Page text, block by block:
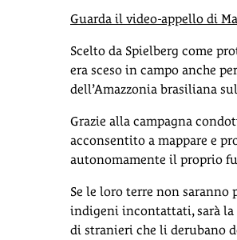
Guarda il video-appello di
Scelto da Spielberg come
era sceso in campo anche
dell’Amazzonia brasiliana
Grazie alla campagna
acconsentito a mappare e
autonomamente il proprio
Se le loro terre non
indigeni incontattati, sarà
di stranieri che li derubano